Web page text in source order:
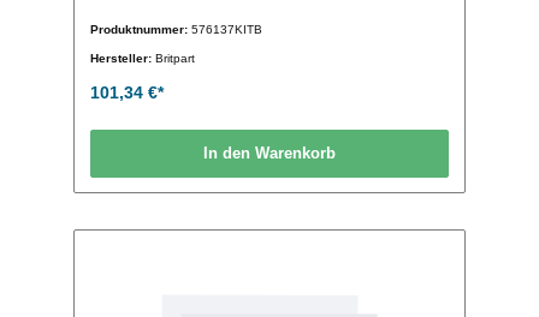
Produktnummer: 576137KITB
Hersteller: Britpart
101,34 €*
In den Warenkorb